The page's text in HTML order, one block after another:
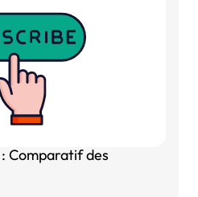
Comparatif des